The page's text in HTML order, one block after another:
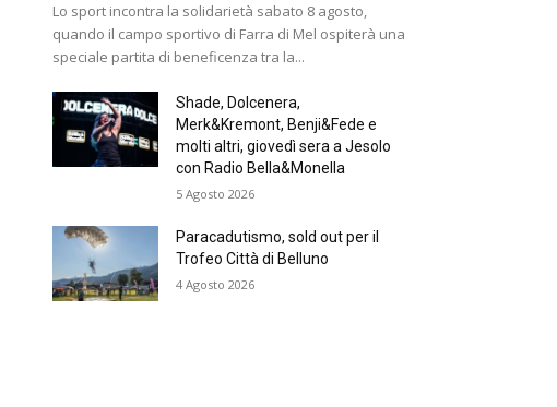
Lo sport incontra la solidarietà sabato 8 agosto,
quando il campo sportivo di Farra di Mel ospiterà una
speciale partita di beneficenza tra la...
Shade, Dolcenera,
Merk&Kremont, Benji&Fede e
molti altri, giovedì sera a Jesolo
con Radio Bella&Monella
5 Agosto 2026
Paracadutismo, sold out per il
Trofeo Città di Belluno
4 Agosto 2026